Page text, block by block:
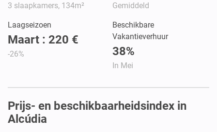
3 slaapkamers, 134m² Gemiddeld
Laagseizoen
Maart : 220 €
-26%
Beschikbare
Vakantieverhuur
38%
In Mei
Prijs- en beschikbaarheidsindex in
Alcúdia